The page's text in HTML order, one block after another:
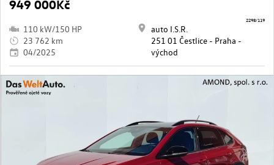
949 000Kč
110 kW/150 HP
23 762 km
04/2025
auto I.S.R.
251 01 Čestlice - Praha -
východ
2298/119